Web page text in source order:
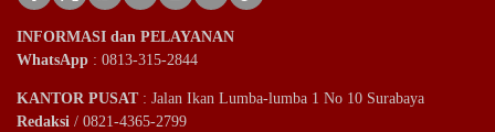
INFORMASI dan PELAYANAN
WhatsApp : 0813-315-2844
KANTOR PUSAT: Jalan Ikan Lumba-lumba 1 No 10 Surabaya
Redaksi / 0821-4365-2799